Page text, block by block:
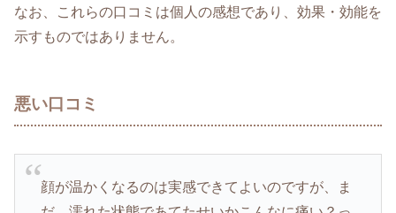
なお、これらの口コミは個人の感想であり、効果・効能を
示すものではありません。
悪い口コミ
顔が温かくなるのは実感できてよいのですが、ま